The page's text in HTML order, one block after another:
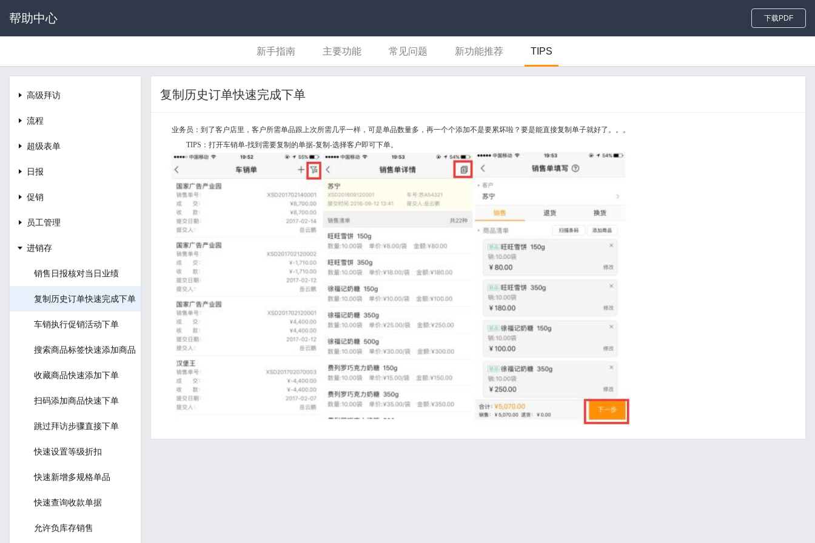
帮助中心 下载PDF
新手指南 主要功能 常见问题 新功能推荐 TIPS
高级拜访
流程
超级表单
日报
促销
员工管理
进销存
销售日报核对当日业绩
复制历史订单快速完成下单
车销执行促销活动下单
搜索商品标签快速添加商品
收藏商品快速添加下单
扫码添加商品快速下单
跳过拜访步骤直接下单
快速设置等级折扣
快速新增多规格单品
快速查询收款单据
允许负库存销售
复制历史订单快速完成下单
业务员：到了客户店里，客户所需单品跟上次所需几乎一样，可是单品数量多，再一个个添加不是要累坏啦？要是能直接复制单子就好了。。。
TIPS： 打开车销单-找到需要复制的单据-复制-选择客户即可下单。